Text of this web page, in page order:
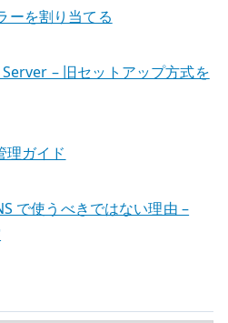
ーを割り当てる
– 旧セットアップ方式を
ガイド
で使うべきではない理由 –